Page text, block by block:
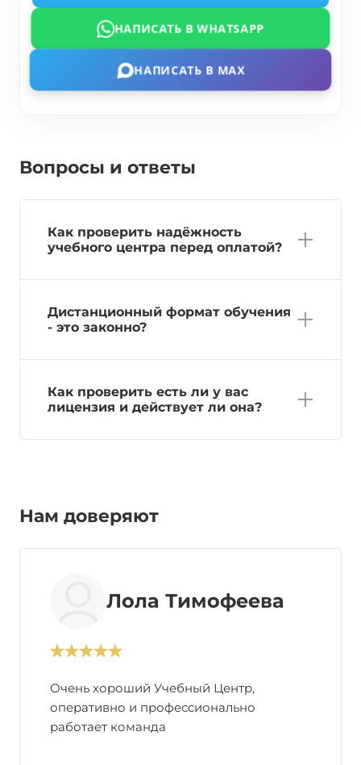
НАПИСАТЬ В WHATSAPP
НАПИСАТЬ В MAX
Вопросы и ответы
Как проверить надёжность
учебного центра перед оплатой?
Дистанционный формат обучения
- это законно?
Как проверить есть ли у вас
лицензия и действует ли она?
Нам доверяют
Лола Тимофеева
Очень хороший Учебный Центр,
оперативно и профессионально
работает команда